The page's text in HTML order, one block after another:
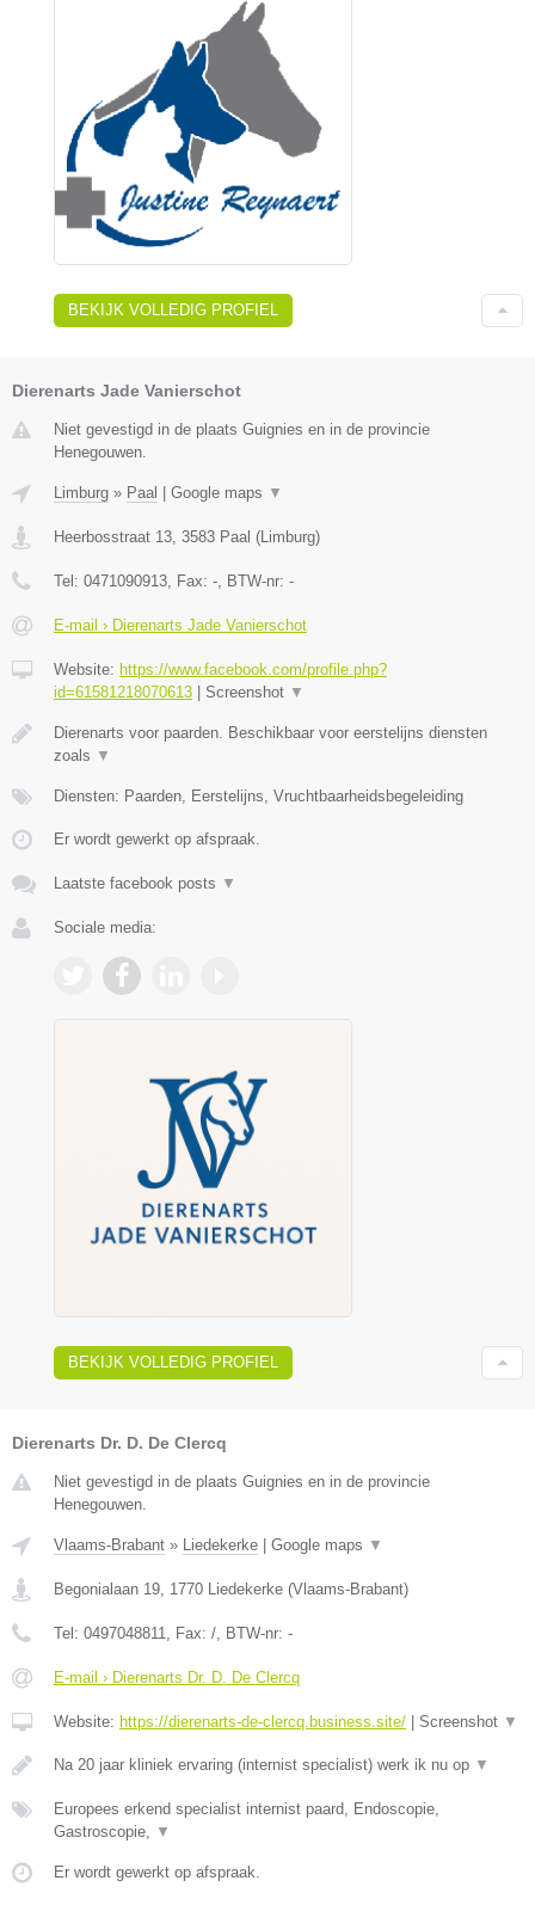
BEKIJK VOLLEDIG PROFIEL
Dierenarts Jade Vanierschot
Niet gevestigd in de plaats Guignies en in de provincie
Henegouwen.
Limburg » Paal Google maps ▼
Heerbosstraat 13 3583 Paal ( Limburg)
Tel: 0471090913 , Fax: - , BTW-nr: -
E-mail › Dierenarts Jade Vanierschot
Website: https://www.facebook.com/profile.php?
id=61581218070613
Screenshot ▼
Dierenarts voor paarden. Beschikbaar voor eerstelijns diensten
zoals ▼
Diensten: Paarden, Eerstelijns, Vruchtbaarheidsbegeleiding
Er wordt gewerkt op afspraak.
Laatste facebook posts ▼
Sociale media:
BEKIJK VOLLEDIG PROFIEL
Dierenarts Dr. D. De Clercq
Niet gevestigd in de plaats Guignies en in de provincie
Henegouwen.
Vlaams-Brabant » Liedekerke Google maps ▼
Begonialaan 19 1770 Liedekerke (Vlaams-Brabant)
Tel: 0497048811 , Fax: / , BTW-nr: -
E-mail › Dierenarts Dr. D. De Clercq
Website: https://dierenarts-de-clercq.business.site/ Screenshot ▼
Na 20 jaar kliniek ervaring (internist specialist) werk ik nu op ▼
Europees erkend specialist internist paard, Endoscopie,
Gastroscopie,
▼
Er wordt gewerkt op afspraak.